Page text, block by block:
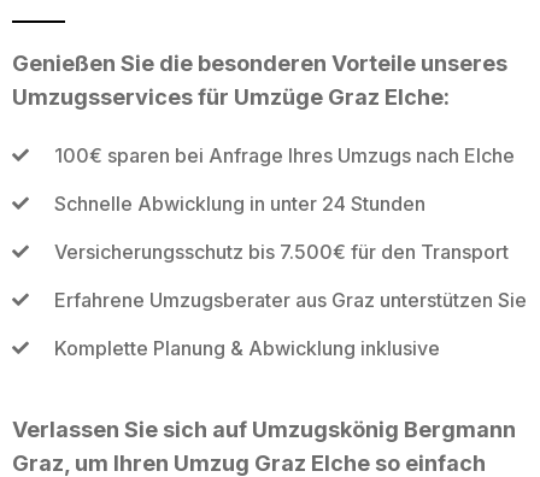
Genießen Sie die besonderen Vorteile unseres
Umzugsservices für Umzüge Graz Elche:
100€ sparen bei Anfrage Ihres Umzugs nach Elche
Schnelle Abwicklung in unter 24 Stunden
Versicherungsschutz bis 7.500€ für den Transport
Erfahrene Umzugsberater aus Graz unterstützen Sie
Komplette Planung & Abwicklung inklusive
Verlassen Sie sich auf Umzugskönig Bergmann
Graz, um Ihren Umzug Graz Elche so einfach